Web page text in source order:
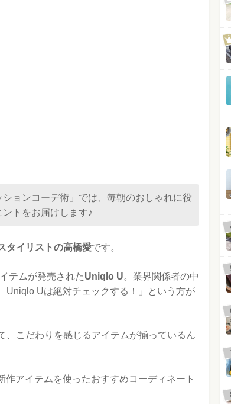
ョンコーデ術」では、毎朝のおしゃれに役
トをお届けします♪
タイリストの高橋愛です。
テムが発売されたUniqlo U。業界関係者の中
Uniqlo Uは絶対チェックする！」という方が
、こだわりを感じるアイテムが揃っているん
アイテムを使ったおすすめコーディネート